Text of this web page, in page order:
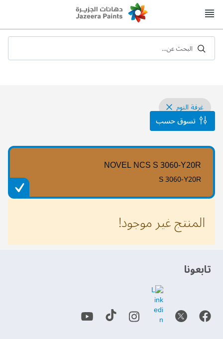
to
البحث عن...
غرفة النوم
NOVEL NCS S 3060-Y20R
S 3060-Y20R
المنتج غير موجود!
تسوق حسب
‫تابعونا‬